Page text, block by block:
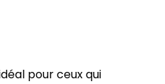
pour ceux qui